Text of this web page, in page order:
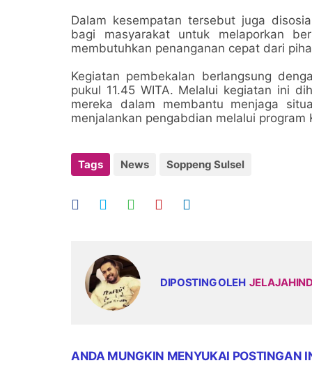
Dalam kesempatan tersebut juga
bagi masyarakat untuk melaporkan
membutuhkan penanganan cepat dari
Kegiatan pembekalan berlangsung
pukul 11.45 WITA. Melalui kegiatan ini
mereka dalam membantu menjaga
menjalankan pengabdian melalui program
Tags News Soppeng Sulsel
DIPOSTING OLEH
ANDA MUNGKIN MENYUKAI POSTINGAN